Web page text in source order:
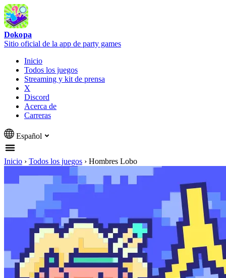
Dokopa
Sitio oficial de la app de party games
Inicio
Todos los juegos
Streaming y kit de prensa
X
Discord
Acerca de
Carreras
Español
Inicio › Todos los juegos › Hombres Lobo